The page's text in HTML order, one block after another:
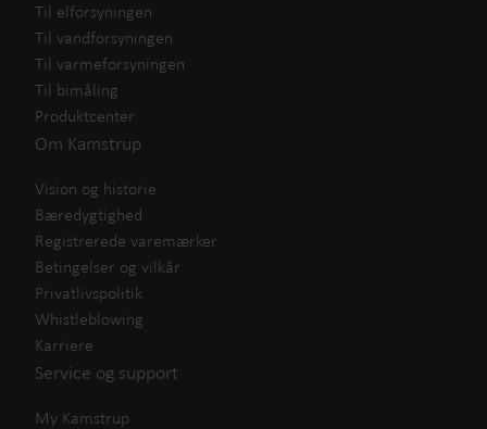
Til elforsyningen
Til vandforsyningen
Til varmeforsyningen
Til bimåling
Produktcenter
Om Kamstrup
Vision og historie
Bæredygtighed
Registrerede varemærker
Betingelser og vilkår
Privatlivspolitik
Whistleblowing
Karriere
Service og support
My Kamstrup